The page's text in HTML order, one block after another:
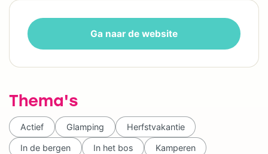
Ga naar de website
Thema's
Actief Glamping Herfstvakantie
In de bergen In het bos Kamperen